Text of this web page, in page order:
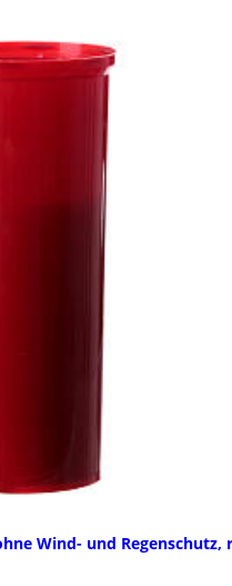
Wind- und Regenschutz,